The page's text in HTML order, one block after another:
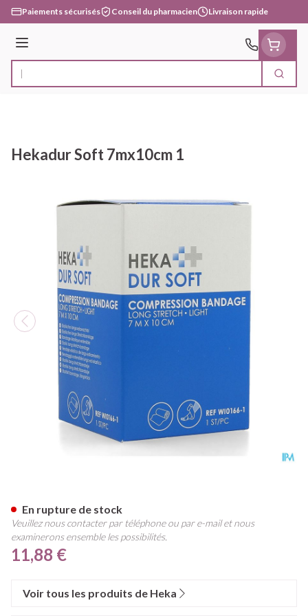
Aller au contenu
Paiements sécurisés Conseil du pharmacien Livraison rapide
Menu
Rechercher
Hekadur Soft 7mx10cm 1
11,88 €
En rupture de stock
Veuillez nous contacter par téléphone ou par e-mail et nous
examinerons ensemble les possibilités.
Voir tous les produits de Heka